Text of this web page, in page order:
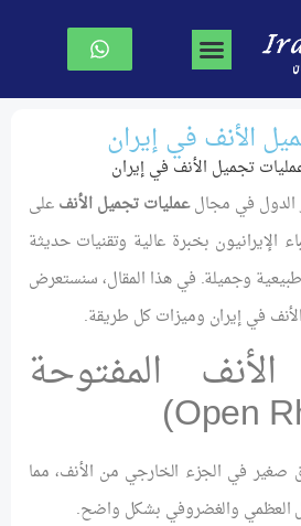
الأنف في إيران
تجميل الأنف في إيران
الدول في مجالعمليات تجميل الأنفعلى
الإيرانيون بخبرة عالية وتقنيات حديثة
طبيعية وجميلة. في هذا المقال، سنستعرض
في إيران وميزات كل طريقة.
المفتوحة
صغير في الجزء الخارجي من الأنف، مما
العظمي والغضروفي بشكل واضح.